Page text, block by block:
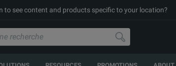
to see content and products specific to your location?